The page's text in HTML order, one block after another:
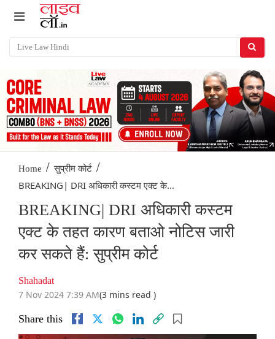
Home / सुप्रीम कोर्ट /
BREAKING| DRI अधिकारी कस्टम एक्ट के...
BREAKING| DRI अधिकारी कस्टम
एक्ट के तहत कारण बताओ नोटिस जारी
कर सकते हैं: सुप्रीम कोर्ट
Shahadat
7 Nov 2024 7:39 AM(3 mins read )
Share this